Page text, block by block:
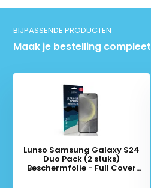
BIJPASSENDE PRODUCTEN
Maak je bestelling compleet
Lunso Samsung Galaxy S24
Duo Pack (2 stuks)
Beschermfolie - Full Cover